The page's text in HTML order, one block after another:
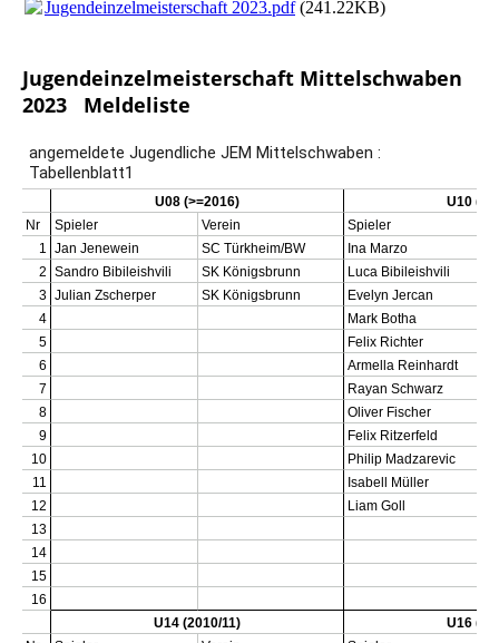
Jugendeinzelmeisterschaft 2023.pdf(241.22KB)
Jugendeinzelmeisterschaft Mittelschwaben
2023 Meldeliste